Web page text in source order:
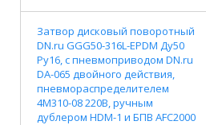
Затвор дисковый поворотный
DN.ru GGG50-316L-EPDM Ду50
Ру16, с пневмоприводом DN.ru
DA-065 двойного действия,
пневмораспределителем
4M310-08 220В, ручным
дублером HDM-1 и БПВ AFC2000